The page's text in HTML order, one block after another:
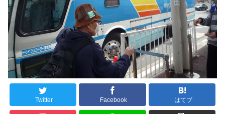
Twitter Facebook はてブ